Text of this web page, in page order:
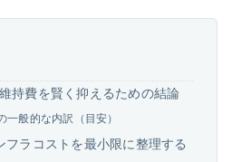
持費を賢く抑えるための結論
一般的な内訳（目安）
フラコストを最小限に整理する